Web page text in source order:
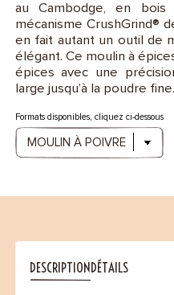
au Cambodge, en bois
mécanisme CrushGrind®
en fait autant un outil de
élégant. Ce moulin à
épices avec une
large jusqu’à la poudre fine.
(3 avis)
Formats disponibles, cliquez ci-dessous
DESCRIPTIONDÉTAILS